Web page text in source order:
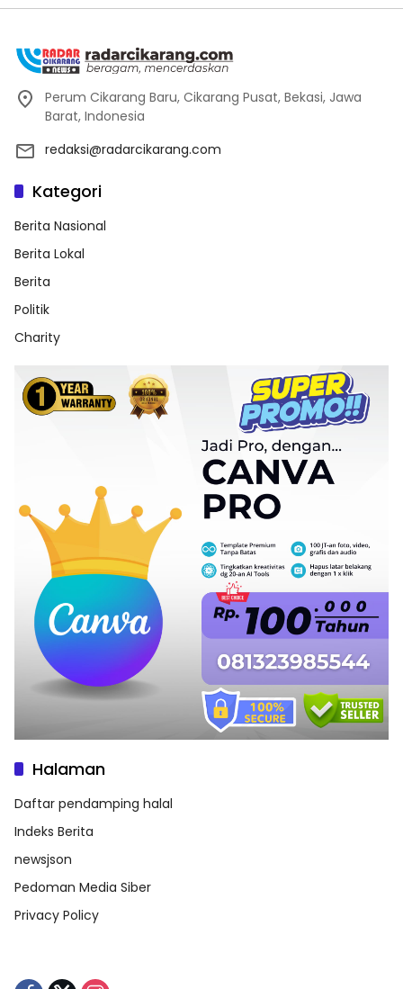
Perum Cikarang Baru, Cikarang Pusat, Bekasi, Jawa
Barat, Indonesia
redaksi@radarcikarang.com
Kategori
Berita Nasional
Berita Lokal
Berita
Politik
Charity
Halaman
Daftar pendamping halal
Indeks Berita
newsjson
Pedoman Media Siber
Privacy Policy